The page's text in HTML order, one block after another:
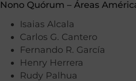
Nono Quórum – Áreas
Isaias Alcala
Carlos G. Cantero
Fernando R. García
Henry Herrera
Rudy Palhua